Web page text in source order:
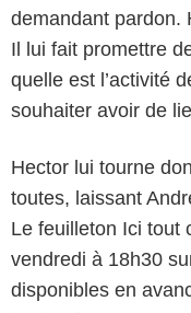
demandant
Il lui fait promettre
quelle est l’activité
souhaiter avoir de
Hector lui tourne
toutes, laissant
Le feuilleton Ici tout
vendredi à 18h30
disponibles en